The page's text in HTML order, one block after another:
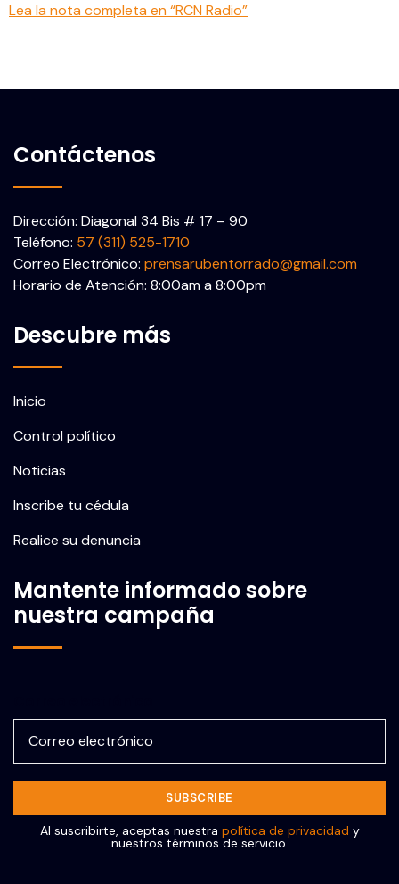
Lea la nota completa en “RCN Radio”
Contáctenos
Dirección: Diagonal 34 Bis # 17 – 90
Teléfono: 57 (311) 525-1710
Correo Electrónico: prensarubentorrado@gmail.com
Horario de Atención: 8:00am a 8:00pm
Descubre más
Inicio
Control político
Noticias
Inscribe tu cédula
Realice su denuncia
Mantente informado sobre
nuestra campaña
Al suscribirte, aceptas nuestra política de privacidad y
nuestros términos de servicio.